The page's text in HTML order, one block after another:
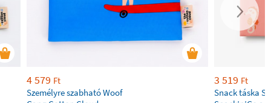
4 579 Ft
Személyre szabható Woof
3 519 Ft
Snack táska